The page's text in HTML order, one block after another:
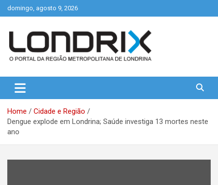
Skip
to
domingo, agosto 9, 2026
Londrix
Home
Cidade e Região
Dengue explode em Londrina; Saúde investiga 13 mortes neste
ano